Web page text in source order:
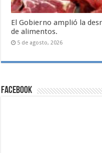
El Gobierno amplió la
de alimentos.
5 de agosto, 2026
Facebook